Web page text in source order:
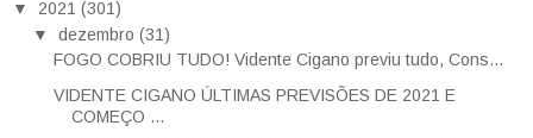
▼ 2021 (301)
▼ dezembro (31)
FOGO COBRIU TUDO! Vidente Cigano previu tudo, Cons...
VIDENTE CIGANO ÚLTIMAS PREVISÕES DE 2021 E
COMEÇO ...